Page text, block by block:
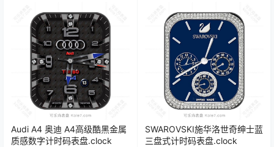
Audi A4 奥迪 A4高级酷黑金属
质感数字计时码表盘.clock
SWAROVSKI施华洛世奇绅士蓝
三盘式计时码表盘.clock